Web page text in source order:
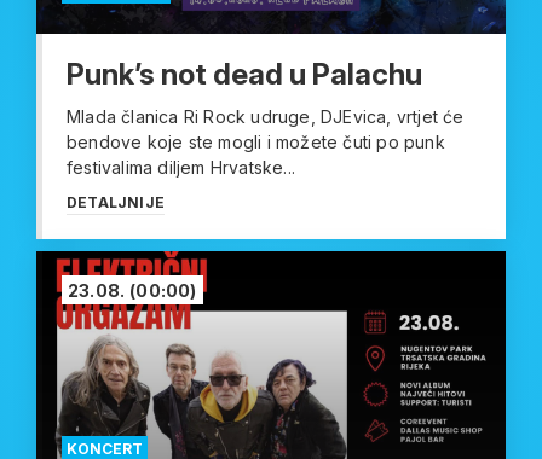
Punk’s not dead u Palachu
Mlada članica Ri Rock udruge, DJEvica, vrtjet će
bendove koje ste mogli i možete čuti po punk
festivalima diljem Hrvatske...
DETALJNIJE
KONCERT
23.08. (00:00)